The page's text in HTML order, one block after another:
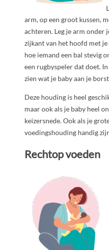
arm, op een groot kussen,
achteren. Leg je arm onder
zijkant van het hoofd met
hoe iemand een bal stevig
een rugbyspeler dat doet.
zien wat je baby aan je
Deze houding is heel
maar ook als je baby heel
keizersnede. Ook als je
voedingshouding handig
Rechtop voeden